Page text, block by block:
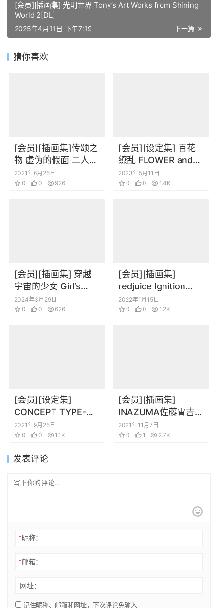
[会员][插画集] 光明世界 Tony’s Art Works from Shining
World 2[DL]
下一篇
2025年4月11日 下午7:19
猜你喜欢
[会员][插画集]传颂之
物 虚伪的假面 二人的
白皇 公式设定集
2021年6月25日
0
0 926
[会员][设定集] 百花
缭乱 FLOWER and
GIRLS STYLE
ILLUSTRATIONS
2023年5月11日
0
0 1.4K
[会员][插画集] 穿越
宇宙的少女 Girl’s
Collection
2024年3月29日
0
0 626
[会员][插画集]
redjuice Ignition
redjuicegraphics
works portfolio
2022年1月15日
0
0 1.2K
[会员][设定集]
CONCEPT TYPE-
MOON Fate纪念画集
2021年9月25日
0
0 1.1K
[会员][插画集]
INAZUMA佐藤霄吉画
集 学园默示录&绝命
制裁X LIGHTNING
2021年11月7日
0
1 2.7K
发表评论
*昵称：
*邮箱：
网址：
记住昵称、邮箱和网址，下次评论免输入